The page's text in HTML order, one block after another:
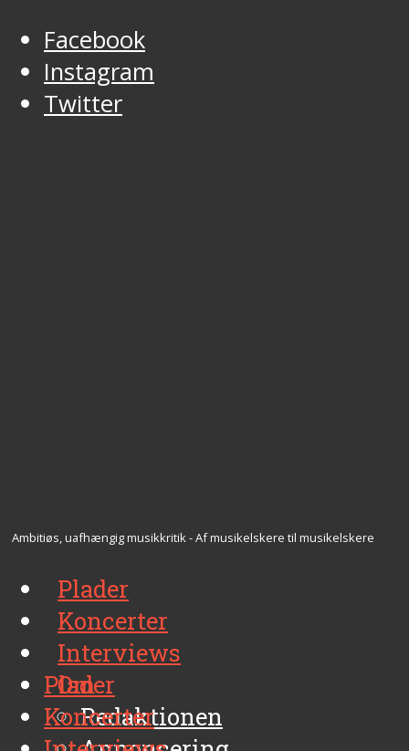
Facebook
Instagram
Twitter
Ambitiøs, uafhængig musikkritik - Af musikelskere til musikelskere
Plader
Koncerter
Interviews
Om
Redaktionen
Plader
Koncerter